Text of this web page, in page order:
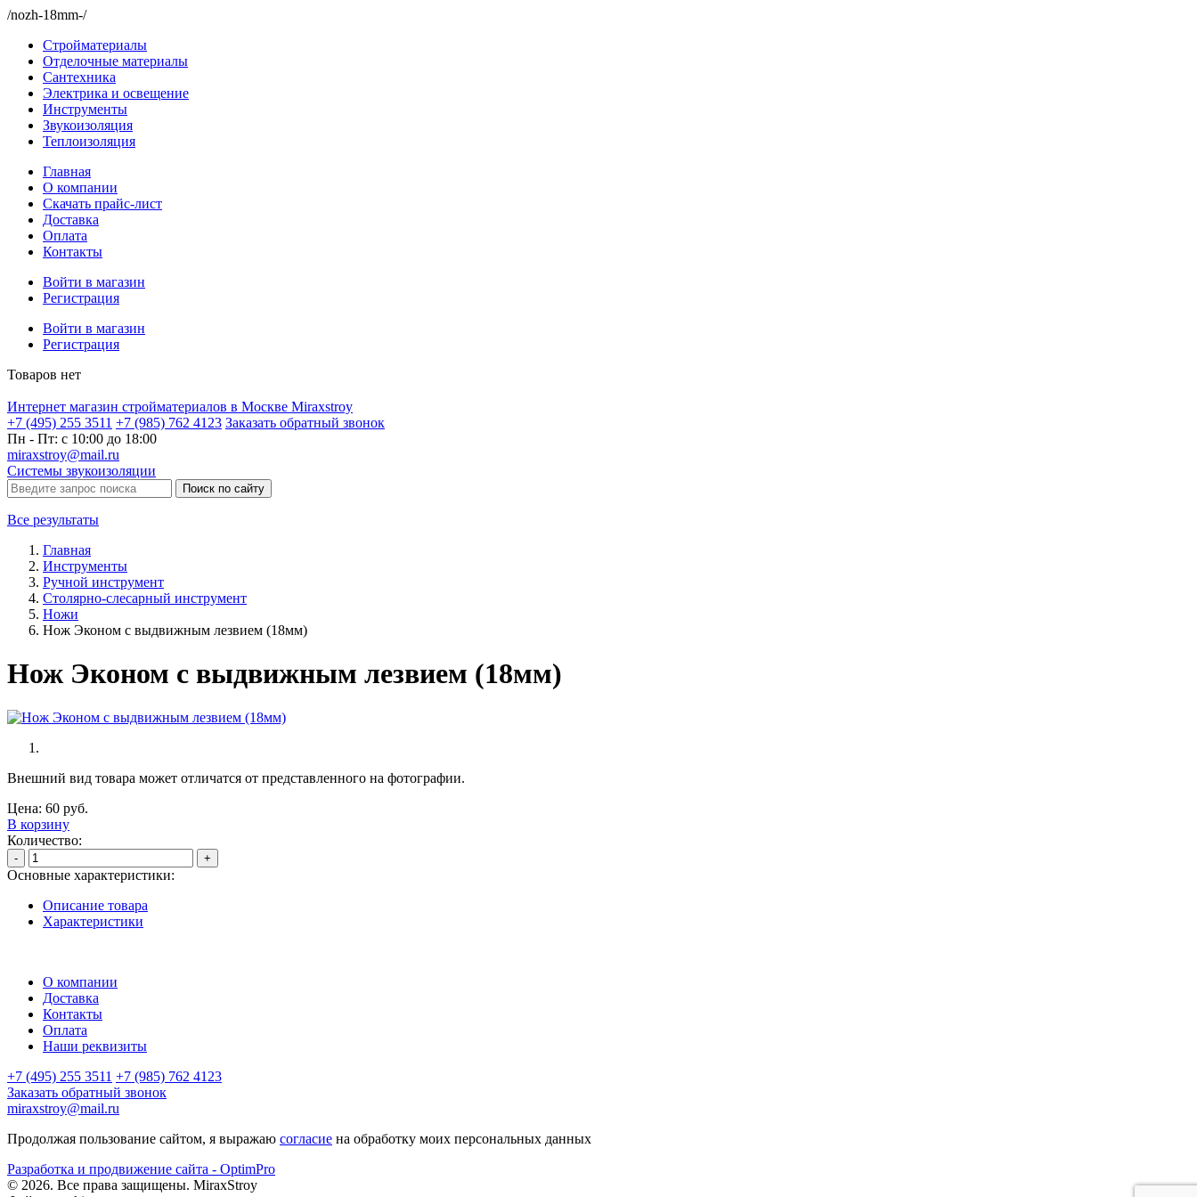
/nozh-18mm-/
Стройматериалы
Отделочные материалы
Сантехника
Электрика и освещение
Инструменты
Звукоизоляция
Теплоизоляция
Главная
О компании
Скачать прайс-лист
Доставка
Оплата
Контакты
Войти в магазин
Регистрация
Войти в магазин
Регистрация
Товаров нет
Интернет магазин стройматериалов в Москве Miraxstroy
+7 (495) 255 3511 +7 (985) 762 4123 Заказать обратный звонок
Пн - Пт: с 10:00 до 18:00
miraxstroy@mail.ru
Системы звукоизоляции
Поиск по сайту
Все результаты
Главная
Инструменты
Ручной инструмент
Столярно-слесарный инструмент
Ножи
Нож Эконом с выдвижным лезвием (18мм)
Нож Эконом с выдвижным лезвием (18мм)
Внешний вид товара может отличатся от представленного на фотографии.
Цена: 60 руб.
В корзину
Количество:
- +
Основные характеристики:
Описание товара
Характеристики
О компании
Доставка
Контакты
Оплата
Наши реквизиты
+7 (495) 255 3511 +7 (985) 762 4123
Заказать обратный звонок
miraxstroy@mail.ru
Продолжая пользование сайтом, я выражаю согласие на обработку моих персональных данных
Разработка и продвижение сайта - OptimPro
© 2026. Все права защищены. MiraxStroy